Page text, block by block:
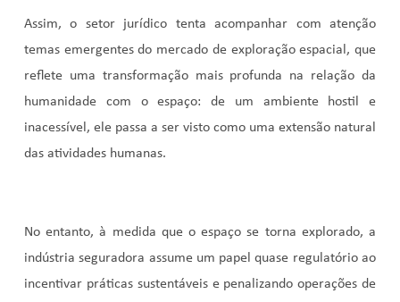
Assim, o setor jurídico tenta acompanhar com atenção
temas emergentes do mercado de exploração espacial, que
reflete uma transformação mais profunda na relação da
humanidade com o espaço: de um ambiente hostil e
inacessível, ele passa a ser visto como uma extensão natural
das atividades humanas.
No entanto, à medida que o espaço se torna explorado, a
indústria seguradora assume um papel quase regulatório ao
incentivar práticas sustentáveis e penalizando operações de